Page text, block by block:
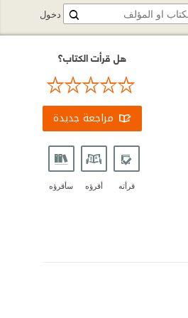
هل قرأت الكتاب؟
مراجعة جديدة
قرأته أقرؤه سأقرؤه
دخول